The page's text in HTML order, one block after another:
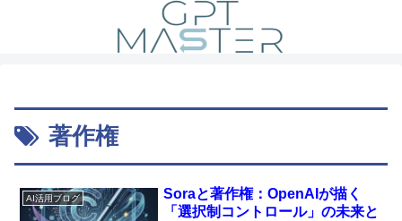
著作権
AI活用ブログ
Soraと著作権：OpenAIが描く
「選択制コントロール」の未来と